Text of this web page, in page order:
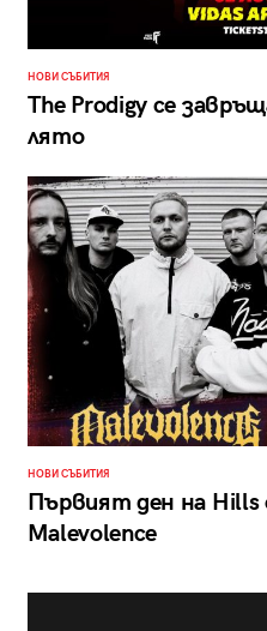
НОВИ СЪБИТИЯ
The Prodigy се
лято
НОВИ СЪБИТИЯ
Първият ден на Hills
Malevolence